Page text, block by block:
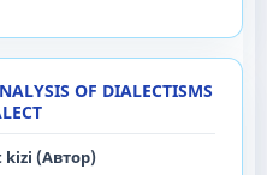
OF DIALECTISMS
(Автор)